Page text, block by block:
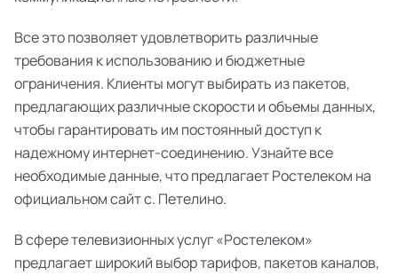
Все это позволяет удовлетворить различные
требования к использованию и бюджетные
ограничения. Клиенты могут выбирать из пакетов,
предлагающих различные скорости и объемы данных,
чтобы гарантировать им постоянный доступ к
надежному интернет-соединению. Узнайте все
необходимые данные, что предлагает Ростелеком на
официальном сайт с. Петелино.
В сфере телевизионных услуг «Ростелеком»
предлагает широкий выбор тарифов, пакетов каналов,